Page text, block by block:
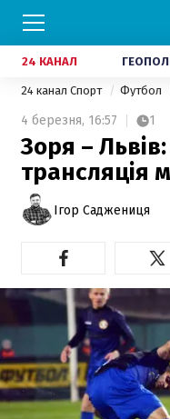
24 КАНАЛ
24 канал Спорт Футбол
4 березня, 16:57 1
Зоря –
трансляція
Ігор Саджениця